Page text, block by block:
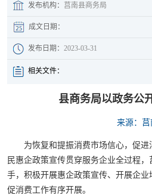
发布机构： 莒南县商务局
成文日期：
发布日期： 2023-03-31
相关文件：
县商务局以政务公
来源：
为恢复和提振消费市场信心，促
民惠企政策宣传贯穿服务企业全过程
手，积极开展惠企政策宣传、开展企
促消费工作有序开展。